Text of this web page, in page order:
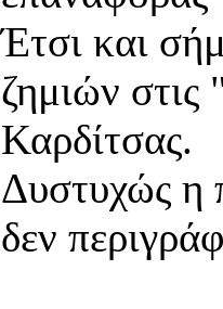
Έτσι και
ζημιών στις
Καρδίτσας.
Δυστυχώς η
δεν